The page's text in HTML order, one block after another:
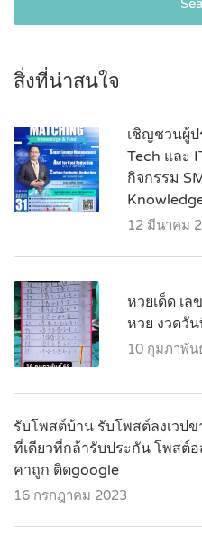
สิ่งที่น่าสนใจ
เชิญชวนผู้ป
Tech และ
กิจกรรม
12 มีนาคม
หวยเด็ด เ
หวย งวดวั
10 กุมภาพัน
รับโพสต์บ้าน รับโพสต์ลงเวป
ที่เดียวที่กล้ารับประกัน โพสต์อ
คาถูก ติดgoogle
16 กรกฎาคม 2023